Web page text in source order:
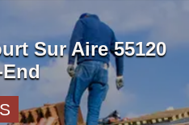
Sur Aire 55120
End